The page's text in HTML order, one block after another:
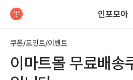
인포모아
쿠폰/포인트/이벤트
이마트몰 무료배송